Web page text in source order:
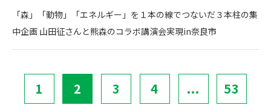
「森」「動物」「エネルギー」を１本の線でつないだ３本柱の集
中企画 山田征さんと熊森のコラボ講演会実現in奈良市
1 2 3 4 ... 53